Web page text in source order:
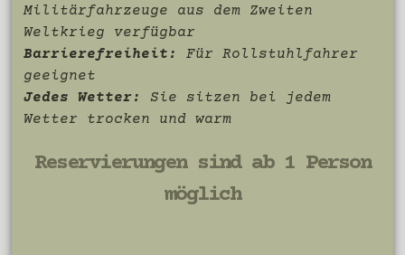
Militärfahrzeuge aus dem Zweiten
Weltkrieg verfügbar
Barrierefreiheit:
Für Rollstuhlfahrer
geeignet
Jedes Wetter:
Sie sitzen bei jedem
Wetter trocken und warm
Reservierungen sind ab 1 Person
möglich